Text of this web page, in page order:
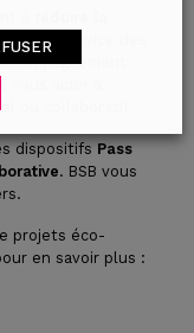
ou au service des
ou collaboratif.
dispositifs Pass
. BSB vous
projets éco-
en savoir plus :